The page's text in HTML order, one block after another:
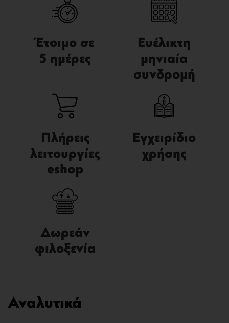
Έτοιμο σε
5 ημέρες
Ευέλικτη
μηνιαία
συνδρομή
Πλήρεις
λειτουργίες
eshop
Εγχειρίδιο
χρήσης
Δωρεάν
φιλοξενία
Αναλυτικά